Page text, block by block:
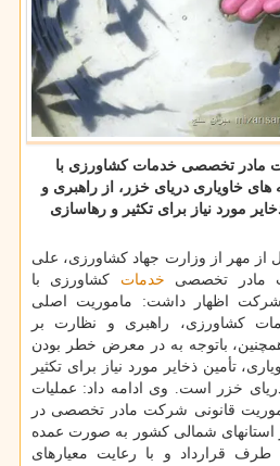
مادر تخصصی خدمات کشاورزی با
های خاویاری دریای خزر، از راهبری و
مورد نیاز برای تکثیر و رهاسازی
از مهر از وزارت جهاد کشاورزی، علی
مادر تخصصی خدمات کشاورزی با
شرکت اظهار داشت: ماموریت اصلی
کشاورزی، راهبری و نظارت بر
باتوجه به در معرض خطر بودن
تأمین ذخایر مورد نیاز برای تکثیر
خزر است. وی ادامه داد: عملیات
ماموریت قانونی شرکت مادر تخصصی در
شمالی کشور به صورت عمده
قرارداد و با رعایت معیارهای